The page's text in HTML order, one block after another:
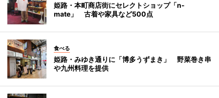
姫路・本町商店街にセレクトショップ「n-
mate」 古着や家具など500点
食べる
姫路・みゆき通りに「博多うずまき」 野菜巻き串
や九州料理を提供